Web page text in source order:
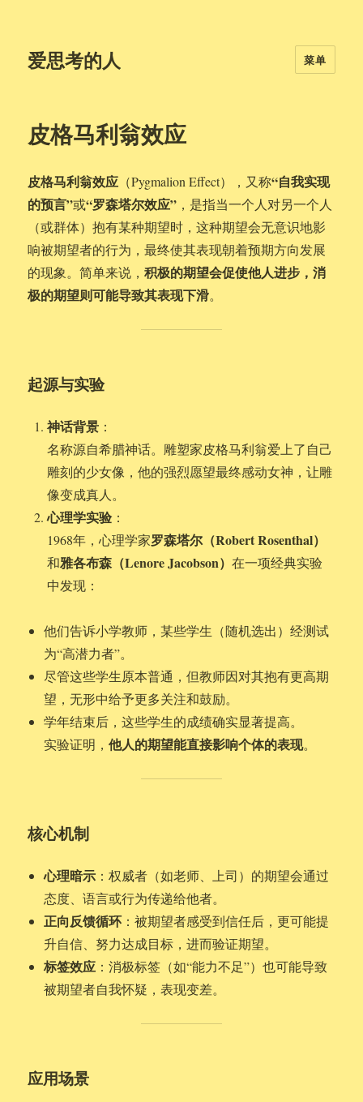
爱思考的人 菜单
皮格马利翁效应
皮格马利翁效应 （Pygmalion Effect），又称“自我实现
的预言”或“罗森塔尔效应” ，是指当一个人对另一个人
（或群体）抱有某种期望时，这种期望会无意识地影
响被期望者的行为，最终使其表现朝着预期方向发展
的现象。简单来说，积极的期望会促使他人进步，消
极的期望则可能导致其表现下滑。
起源与实验
神话背景 ：
名称源自希腊神话。雕塑家皮格马利翁爱上了自己
雕刻的少女像，他的强烈愿望最终感动女神，让雕
像变成真人。
心理学实验 ：
1968年，心理学家罗森塔尔（Robert Rosenthal）
和雅各布森（Lenore Jacobson）在一项经典实验
中发现：
他们告诉小学教师，某些学生（随机选出）经测试
为“高潜力者”。
尽管这些学生原本普通，但教师因对其抱有更高期
望，无形中给予更多关注和鼓励。
学年结束后，这些学生的成绩确实显著提高。
实验证明，他人的期望能直接影响个体的表现。
核心机制
心理暗示 ：权威者（如老师、上司）的期望会通过
态度、语言或行为传递给他者。
正向反馈循环：被期望者感受到信任后，更可能提
升自信、努力达成目标，进而验证期望。
标签效应 ：消极标签（如“能力不足”）也可能导致
被期望者自我怀疑，表现变差。
应用场景